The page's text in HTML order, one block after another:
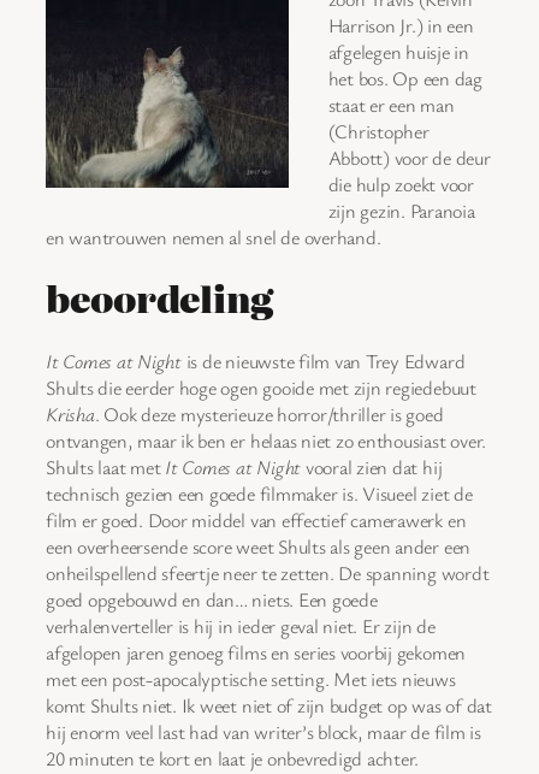
Harrison Jr.) in een
afgelegen huisje in
het bos. Op een dag
staat er een man
(Christopher
Abbott) voor de deur
die hulp zoekt voor
zijn gezin. Paranoia
en wantrouwen nemen al snel de overhand.
beoordeling
It Comes at Nightis de nieuwste film van Trey Edward
Shults die eerder hoge ogen gooide met zijn regiedebuut
Krisha. Ook deze mysterieuze horror/thriller is goed
ontvangen, maar ik ben er helaas niet zo enthousiast over.
Shults laat metIt Comes at Nightvooral zien dat hij
technisch gezien een goede filmmaker is. Visueel ziet de
film er goed. Door middel van effectief camerawerk en
een overheersende score weet Shults als geen ander een
onheilspellend sfeertje neer te zetten. De spanning wordt
goed opgebouwd en dan… niets. Een goede
verhalenverteller is hij in ieder geval niet. Er zijn de
afgelopen jaren genoeg films en series voorbij gekomen
met een post-apocalyptische setting. Met iets nieuws
komt Shults niet. Ik weet niet of zijn budget op was of dat
hij enorm veel last had van writer’s block, maar de film is
20 minuten te kort en laat je onbevredigd achter.